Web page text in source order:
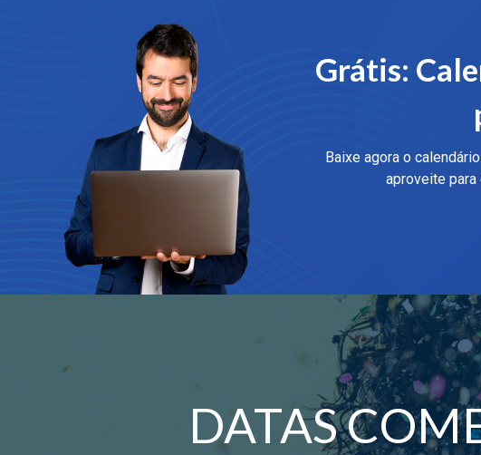
Grátis:
Baixe agora o
aproveite para
DATAS